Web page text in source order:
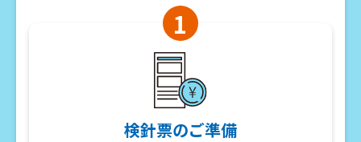
1
検針票のご準備